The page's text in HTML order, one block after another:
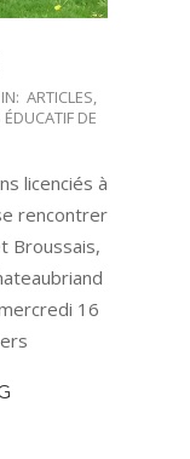
IN: ARTICLES,
DE
licenciés à
rencontrer
Broussais,
16